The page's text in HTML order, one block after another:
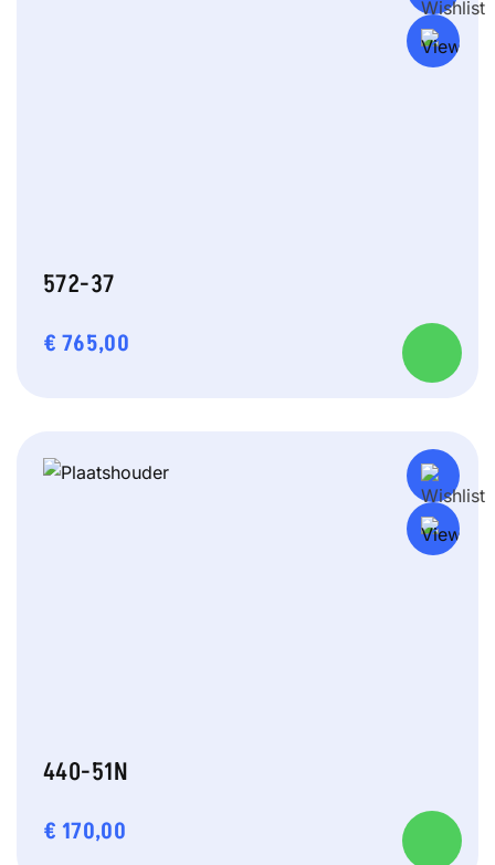
572-37
€ 765,00
440-51N
€ 170,00